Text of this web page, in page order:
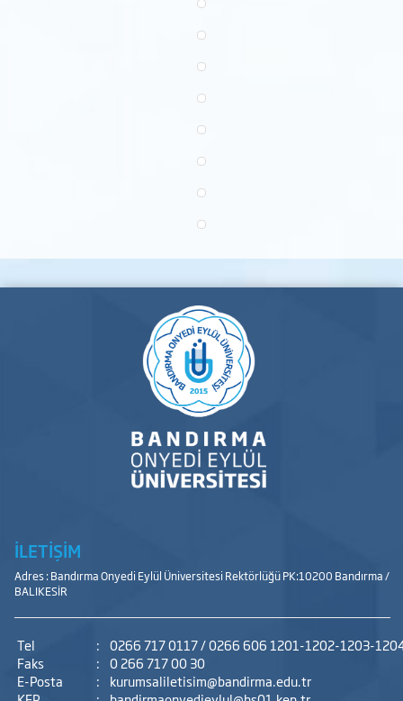
İLETİŞİM
Adres : Bandırma Onyedi Eylül Üniversitesi Rektörlüğü PK:10200 Bandırma /
BALIKESİR
Tel : 0266 717 0117 / 0266 606 1201-1202-1203-
Faks
: 0 266 717 00 30
E-Posta
:
kurumsaliletisim@bandirma.edu.tr